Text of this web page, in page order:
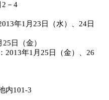
2－4
年1月23日（水）、24日
日（金）
2013年1月25日（金）、26
内101-3